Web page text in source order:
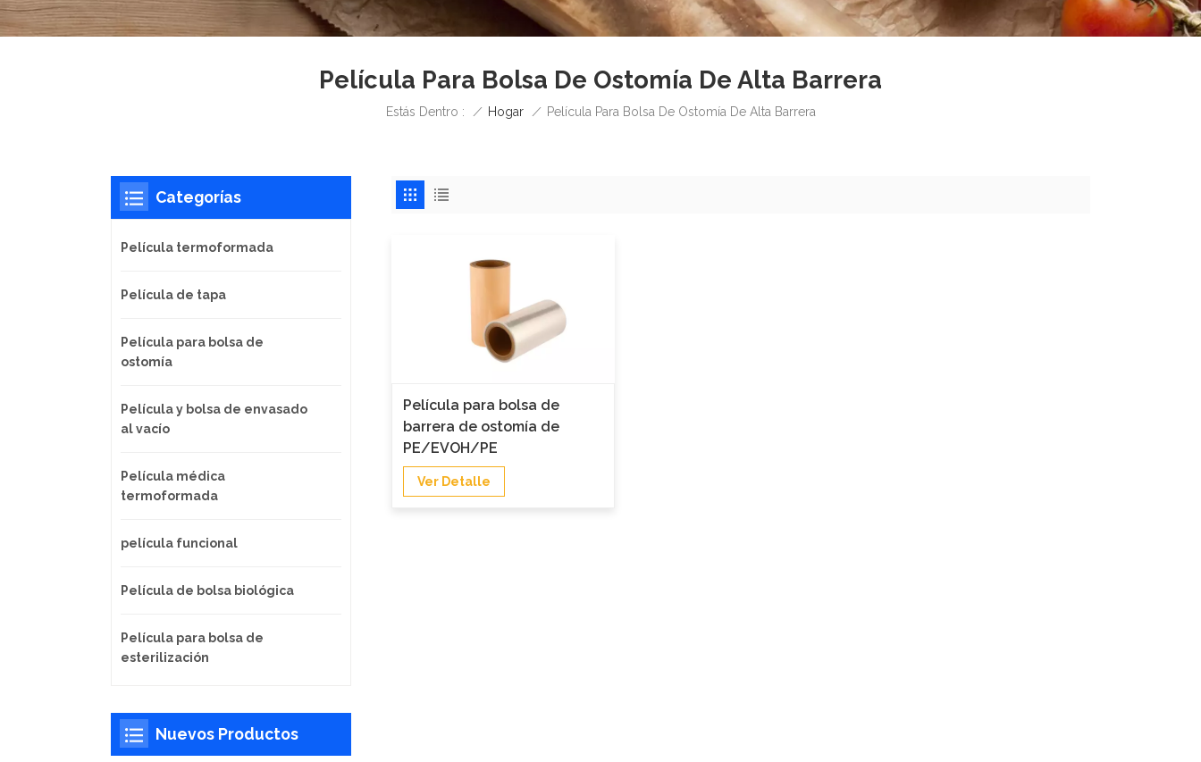
Película Para Bolsa De Ostomía De Alta Barrera
Estás Dentro : / Hogar / Película Para Bolsa De Ostomía De Alta Barrera
Película para bolsa de
barrera de ostomía de
PE/EVOH/PE
Ver Detalle
Categorías
Película termoformada
Película de tapa
Película para bolsa de
ostomía
Película y bolsa de envasado
al vacío
Película médica
termoformada
película funcional
Película de bolsa biológica
Película para bolsa de
esterilización
Nuevos Productos